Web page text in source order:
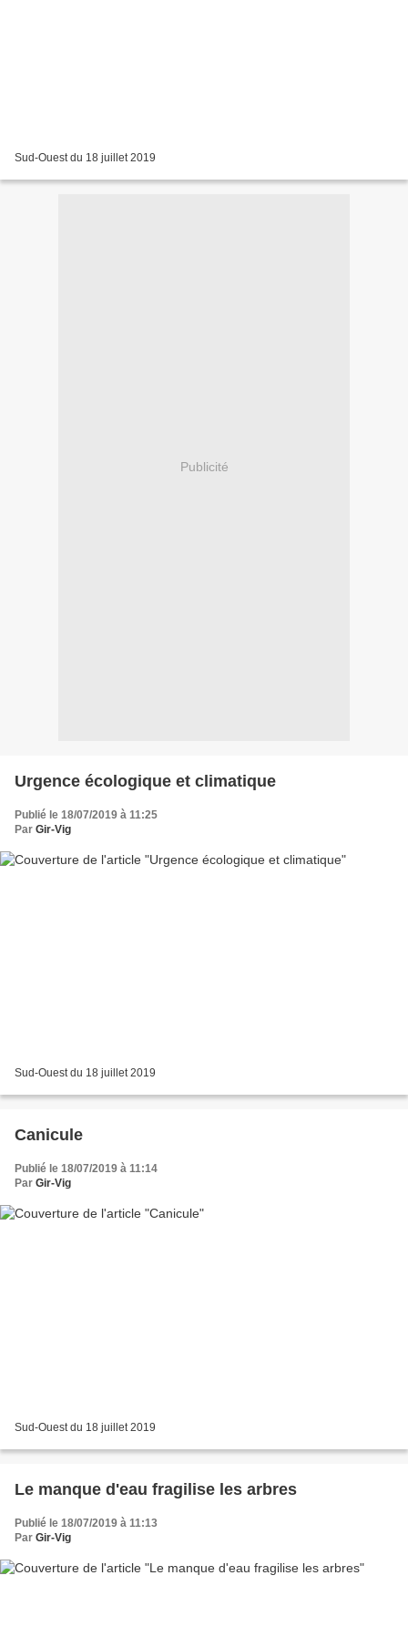
Sud-Ouest du 18 juillet 2019
Publicité
Urgence écologique et climatique
Publié le 18/07/2019 à 11:25
Par Gir-Vig
Sud-Ouest du 18 juillet 2019
Canicule
Publié le 18/07/2019 à 11:14
Par Gir-Vig
Sud-Ouest du 18 juillet 2019
Le manque d'eau fragilise les arbres
Publié le 18/07/2019 à 11:13
Par Gir-Vig